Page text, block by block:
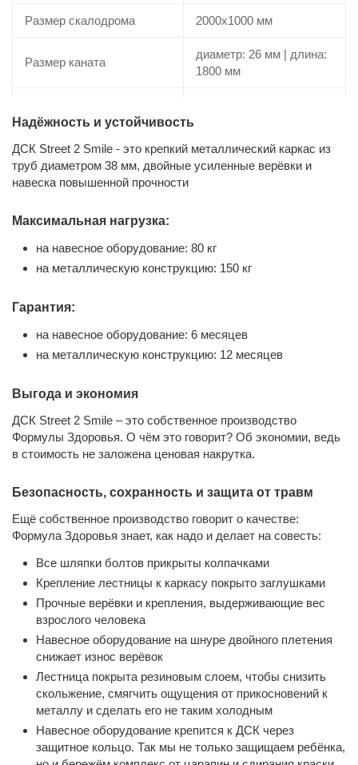
Размер скалодрома 2000х1000 мм
Размер каната
диаметр: 26 мм | длина:
1800 мм
гимнастических
Занимаемая площадь 4,7 м²
Серия
Регулировка турника по
Диаметр трубы стойки 38 мм
Толщина металла стоек
28 мм с учетом
обрезиненного покрытия
Длина перекладины
Расстояние между
перекладинами
260 мм
на металлическую
конструкцию
150 кг
Максимальная нагрузка
на турник
150 кг
Максимальная нагрузка
на скалодром
Максимальная нагрузка
на навесное
оборудование
80 кг
Вес 82,9 кг
Надёжность и устойчивость
ДСК Street 2 Smile - это крепкий металлический каркас из
труб диаметром 38 мм, двойные усиленные верёвки и
навеска повышенной прочности
Максимальная нагрузка:
на навесное оборудование: 80 кг
на металлическую конструкцию: 150 кг
Гарантия:
на навесное оборудование: 6 месяцев
на металлическую конструкцию: 12 месяцев
Выгода и экономия
ДСК Street 2 Smile – это собственное производство
Формулы Здоровья. О чём это говорит? Об экономии, ведь
в стоимость не заложена ценовая накрутка.
Безопасность, сохранность и защита от травм
Ещё собственное производство говорит о качестве:
Формула Здоровья знает, как надо и делает на совесть:
Все шляпки болтов прикрыты колпачками
Крепление лестницы к каркасу покрыто заглушками
Прочные верёвки и крепления, выдерживающие вес
взрослого человека
Навесное оборудование на шнуре двойного плетения
снижает износ верёвок
Лестница покрыта резиновым слоем, чтобы снизить
скольжение, смягчить ощущения от прикосновений к
металлу и сделать его не таким холодным
Навесное оборудование крепится к ДСК через
защитное кольцо. Так мы не только защищаем ребёнка,